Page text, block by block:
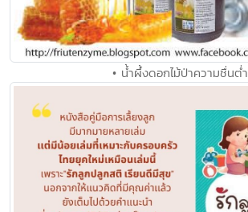
• น้ำผึ้งดอกไม้ป่าความชื่นต่ำ